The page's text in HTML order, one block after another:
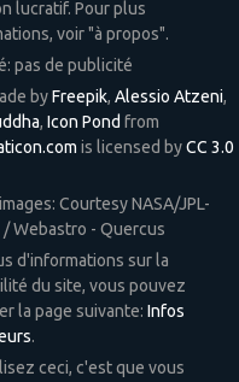
lucratif. Pour plus
voir "à propos".
pas de publicité
byFreepik, Alessio Atzeni,
, Icon Pond from
is licensed byCC 3.0
Courtesy NASA/JPL-
Webastro - Quercus
d'informations sur la
du site, vous pouvez
la page suivante: Infos
.
ceci, c'est que vous